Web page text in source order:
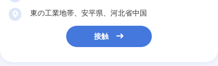
東の工業地帯、安平県、河北省中国
接触